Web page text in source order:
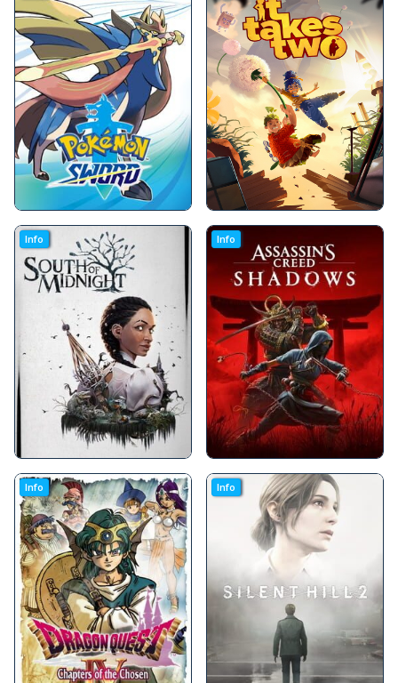
Info Info
Info Info